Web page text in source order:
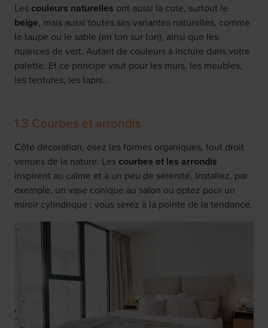
Les couleurs naturelles ont aussi la cote, surtout le
beige, mais aussi toutes ses variantes naturelles, comme
le taupe ou le sable (en ton sur ton), ainsi que les
nuances de vert. Autant de couleurs à inclure dans votre
palette. Et ce principe vaut pour les murs, les meubles,
les tentures, les tapis…
1.3 Courbes et arrondis
Côté décoration, osez les formes organiques, tout droit
venues de la nature. Les courbes et les arrondis
inspirent au calme et à un peu de sérénité. Installez, par
exemple, un vase conique au salon ou optez pour un
miroir cylindrique : vous serez à la pointe de la tendance.